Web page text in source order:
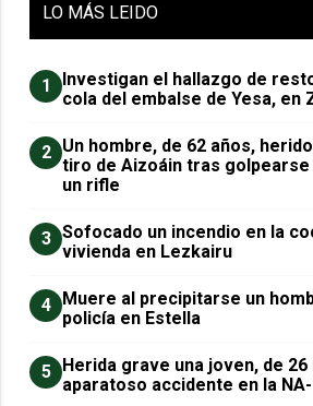
LO MÁS LEIDO
1
Investigan el hallazgo de
cola del embalse de Yesa, en
2 Un hombre, de 62 años,
tiro de Aizoáin tras
un rifle
3 Sofocado un incendio en la
vivienda en Lezkairu
4 Muere al precipitarse un
policía en Estella
5 Herida grave una joven, de
aparatoso accidente en la